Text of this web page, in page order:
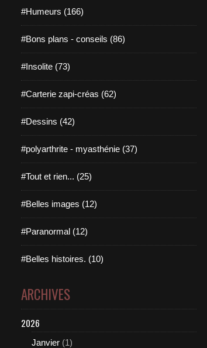
#Humeurs (166)
#Bons plans - conseils (86)
#Insolite (73)
#Carterie zapi-créas (62)
#Dessins (42)
#polyarthrite - myasthénie (37)
#Tout et rien... (25)
#Belles images (12)
#Paranormal (12)
#Belles histoires. (10)
ARCHIVES
2026
Janvier (1)